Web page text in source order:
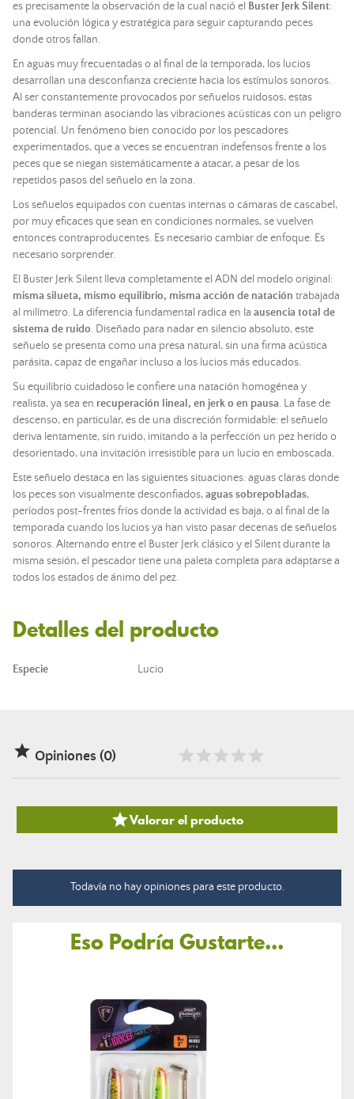
es precisamente la observación de la cual nació el Buster Jerk Silent:
una evolución lógica y estratégica para seguir capturando peces
donde otros fallan.
En aguas muy frecuentadas o al final de la temporada, los lucios
desarrollan una desconfianza creciente hacia los estímulos sonoros.
Al ser constantemente provocados por señuelos ruidosos, estas
banderas terminan asociando las vibraciones acústicas con un peligro
potencial. Un fenómeno bien conocido por los pescadores
experimentados, que a veces se encuentran indefensos frente a los
peces que se niegan sistemáticamente a atacar, a pesar de los
repetidos pasos del señuelo en la zona.
Los señuelos equipados con cuentas internas o cámaras de cascabel,
por muy eficaces que sean en condiciones normales, se vuelven
entonces contraproducentes. Es necesario cambiar de enfoque. Es
necesario sorprender.
El Buster Jerk Silent lleva completamente el ADN del modelo original:
misma silueta, mismo equilibrio, misma acción de natación trabajada
al milímetro. La diferencia fundamental radica en la ausencia total de
sistema de ruido. Diseñado para nadar en silencio absoluto, este
señuelo se presenta como una presa natural, sin una firma acústica
parásita, capaz de engañar incluso a los lucios más educados.
Su equilibrio cuidadoso le confiere una natación homogénea y
realista, ya sea en recuperación lineal, en jerk o en pausa. La fase de
descenso, en particular, es de una discreción formidable: el señuelo
deriva lentamente, sin ruido, imitando a la perfección un pez herido o
desorientado, una invitación irresistible para un lucio en emboscada.
Este señuelo destaca en las siguientes situaciones: aguas claras donde
los peces son visualmente desconfiados,aguas sobrepobladas,
períodos post-frentes fríos donde la actividad es baja, o al final de la
temporada cuando los lucios ya han visto pasar decenas de señuelos
sonoros. Alternando entre el Buster Jerk clásico y el Silent durante la
misma sesión, el pescador tiene una paleta completa para adaptarse a
todos los estados de ánimo del pez.
Detalles del producto
Especie Lucio
 Opiniones (0)
Valorar el producto
Todavía no hay opiniones para este producto.
Eso Podría Gustarte...